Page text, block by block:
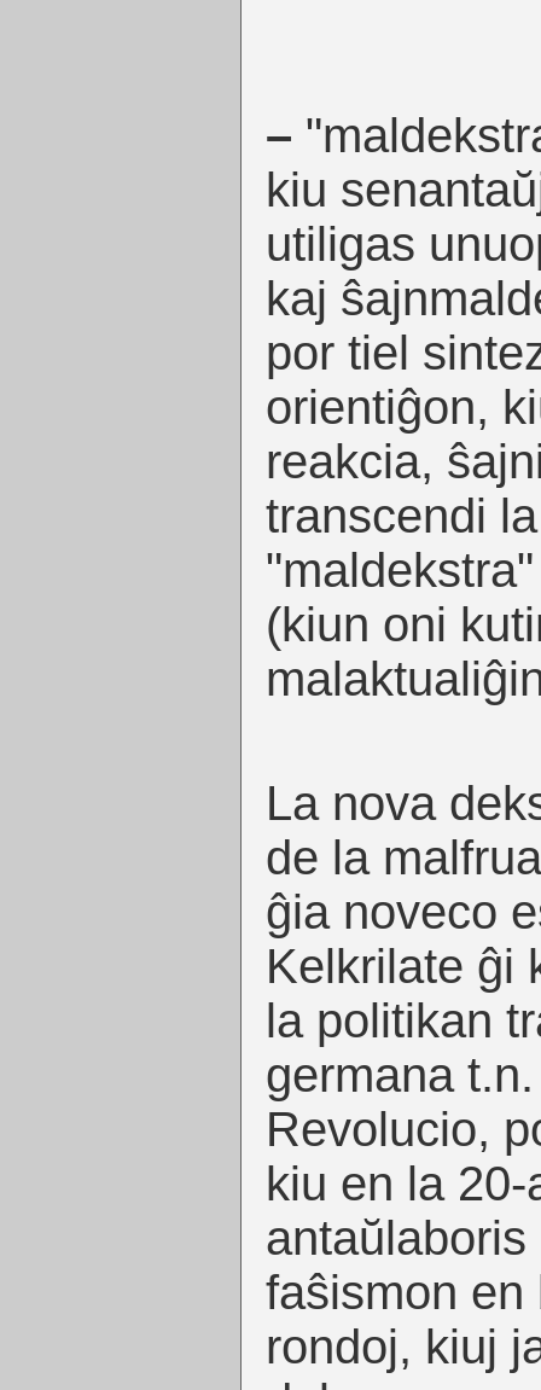
–
kiu
utiligas
kaj
por tiel
orientiĝon,
reakcia,
transcendi
(kiun oni
La nova
de la
ĝia noveco
Kelkrilate ĝi
la politikan
germana
Revolucio,
kiu en la
faŝismon en
rondoj, kiuj